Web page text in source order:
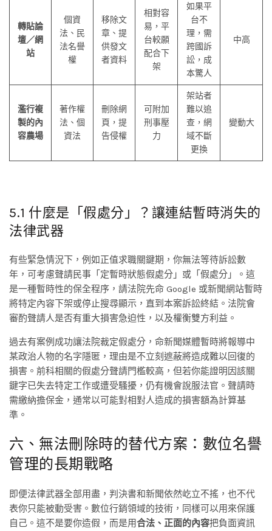
轉貼論
壇／網
站
個資
法、民
法名譽
權
移除文
章、提
供發文
者資料
相對容
易，平
台較願
配合下
架
如果平
台不
理，需
跨國訴
訟，成
本驚人
中高
濫行複
製的內
容農場
著作權
法、個
資法
刪除網
頁，提
告侵權
可附加
刑事壓
力
架站者
難以追
查，網
域不斷
更換
變動大
5.1 什麼是「假處分」？讓連結暫時消失的
法律武器
有些緊急情況下，例如正值求職關鍵期，你無法等待訴訟數
年，可考慮聲請民事「定暫時狀態假處分」或「假處分」。這
是一種暫時性的保全程序，請法院先命 Google 或新聞網站暫時
將特定內容下架或停止搜尋顯示，直到本案訴訟終結。法院會
審酌聲請人是否有重大損害急迫性，以及權衡雙方利益。
過去有案例成功讓法院裁定假處分，命新聞媒體暫時將報導中
某政治人物的名字隱匿，理由是不立刻遮蔽將造成難以回復的
損害。前科相關的假處分聲請門檻較高，但若你能證明因該關
鍵字已失去特定工作或遭受騷擾，仍有機會說服法官。聲請時
需繳納擔保金，通常以可能對相對人造成的損害額為計算基
準。
六、無法刪除時的替代方案：數位名譽
管理的長期戰略
即便法律武器全部用盡，判決書和新聞依然屹立不搖，也不代
表你只能被動受害。數位行銷領域的技術，同樣可以用來保護
自己。這不是要你造假，而是用合法、正面的內容把負面資訊